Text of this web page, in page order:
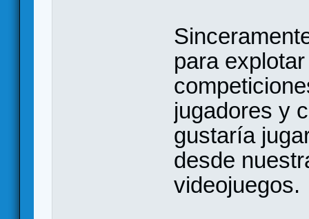
para
jugadores y
gustaría
desde
videojuegos.